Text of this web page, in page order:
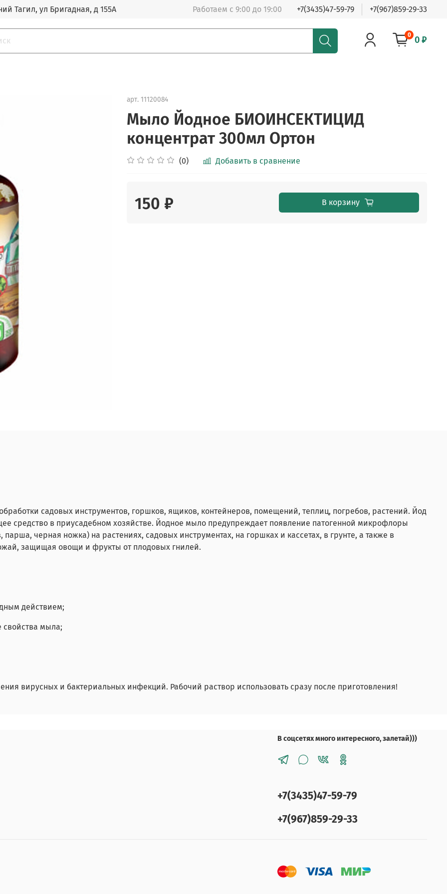
Тагил, ул Бригадная, д 155А Работаем с 9:00 до 19:00 +7(3435)47-59-79 +7(967)859-29-33
0 0 ₽
арт. 11120084
Мыло Йодное БИОИНСЕКТИЦИД
концентрат 300мл Ортон
(0) Добавить в сравнение
150 ₽ В корзину
садовых инструментов, горшков, ящиков, контейнеров, помещений, теплиц, погребов, растений. Йод
средство в приусадебном хозяйстве. Йодное мыло предупреждает появление патогенной микрофлоры
черная ножка) на растениях, садовых инструментах, на горшках и кассетах, в грунте, а также в
защищая овощи и фрукты от плодовых гнилей.
действием;
свойства мыла;
вирусных и бактериальных инфекций. Рабочий раствор использовать сразу после приготовления!
В соцсетях много интересного, залетай)))
+7(3435)47-59-79
+7(967)859-29-33